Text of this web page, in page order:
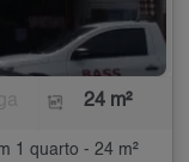
24 m²
1 quarto - 24 m²